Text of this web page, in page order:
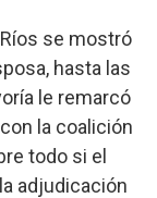
se mostró
hasta las
le remarcó
la coalición
todo si el
adjudicación